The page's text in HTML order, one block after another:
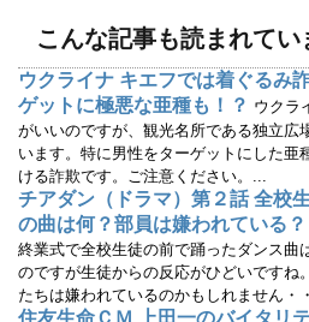
き
ま
す
)
し
い
ウ
ィ
ン
ド
ウ
で
開
き
ま
す
)
こんな記事も読まれてい
ウクライナ キエフでは着ぐるみ
ゲットに極悪な亜種も！？ ウクラ
がいいのですが、観光名所である独立広
います。特に男性をターゲットにした亜
ける詐欺です。ご注意ください。...
チアダン（ドラマ）第２話 全校
の曲は何？部員は嫌われている？
終業式で全校生徒の前で踊ったダンス曲
のですが生徒からの反応がひどいですね
たちは嫌われているのかもしれません・
住友生命ＣＭ 上田一のバイタリ